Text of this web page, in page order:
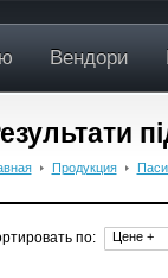
Вендори
Продукция
по: Цене +